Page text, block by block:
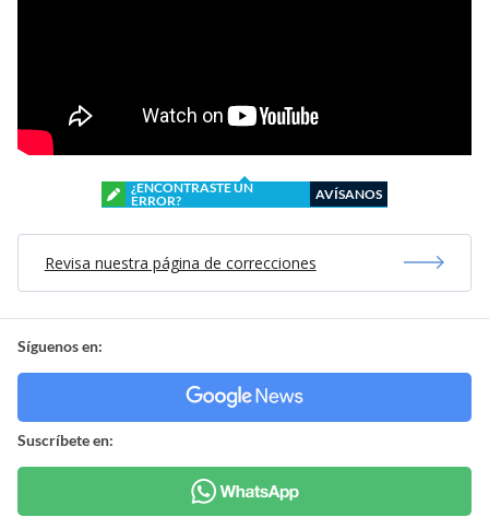
¿ENCONTRASTE UN
ERROR?
AVÍSANOS
Revisa nuestra página de correcciones
Síguenos en:
Suscríbete en: